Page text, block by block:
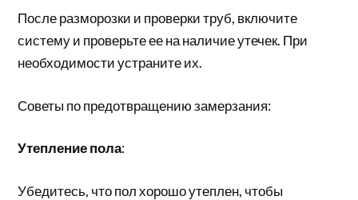
После разморозки и проверки труб, включите
систему и проверьте ее на наличие утечек. При
необходимости устраните их.
Советы по предотвращению замерзания:
Утепление пола:
Убедитесь, что пол хорошо утеплен, чтобы